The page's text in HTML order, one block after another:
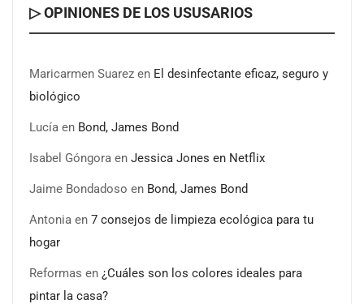
humedad prolongada, claves para prevenir una de las
▷ OPINIONES DE LOS USUSARIOS
Maricarmen Suarez en El desinfectante eficaz, seguro y
biológico
Lucía en Bond, James Bond
Isabel Góngora en Jessica Jones en Netflix
Jaime Bondadoso en Bond, James Bond
Antonia en 7 consejos de limpieza ecológica para tu
hogar
Reformas en ¿Cuáles son los colores ideales para
pintar la casa?